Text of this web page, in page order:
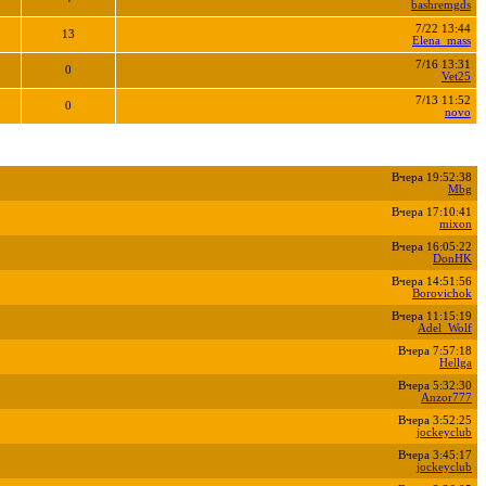
bashremgds
13
7/22 13:44
Elena_mass
0
7/16 13:31
Vet25
0
7/13 11:52
novo
Вчера 19:52:38
Mbg
Вчера 17:10:41
mixon
Вчера 16:05:22
DonHK
Вчера 14:51:56
Borovichok
Вчера 11:15:19
Adel_Wolf
Вчера 7:57:18
Hellga
Вчера 5:32:30
Anzor777
Вчера 3:52:25
jockeyclub
Вчера 3:45:17
jockeyclub